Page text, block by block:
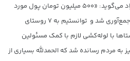
متفاوت استفاده می‌کردند. فلاح‌نژاد می‌گوید: «۵۰۰ میلیون تومان پول مورد
نیاز برای آب‌رسانی از خیرین تهران جمع‌آوری شد و توانستیم به ۷ روستای
با لوله‌کشی لازم با کمک مسئولین
مردم رسانده شد که الحمدلله بسیاری از